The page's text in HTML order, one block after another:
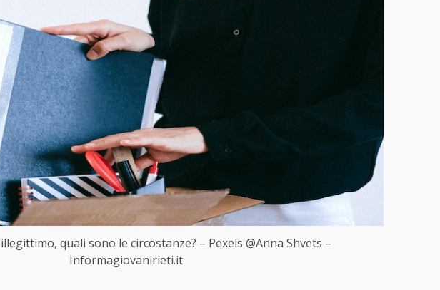
quali sono le circostanze? – Pexels @Anna Shvets –
Informagiovanirieti.it